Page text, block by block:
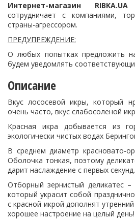
Интернет-магазин RIBKA.
сотрудничает с компаниями,
страны-агрессором.
ПРЕДУПРЕЖДЕНИЕ:
О любых попытках предложить
будем уведомлять
Описание
Вкус лососевой икры, который
очень часто, вкус слабосоленой
Красная икра добывается из
экологически чистых водах
В среднем диаметр красновато-
Оболочка тонкая, поэтому
дарит наслаждение с первых секунд.
Отборный зернистый деликатес –
который украсит собой
с красной икрой дополнят
хорошее настроение на целый день!